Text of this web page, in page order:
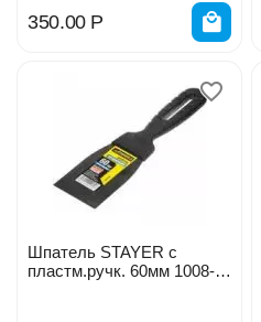
350.00 Р
Шпатель STAYER с
пластм.ручк. 60мм 1008-